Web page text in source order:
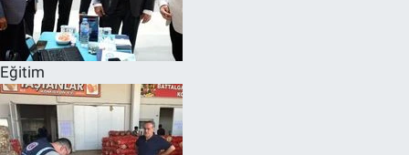
Eğitim